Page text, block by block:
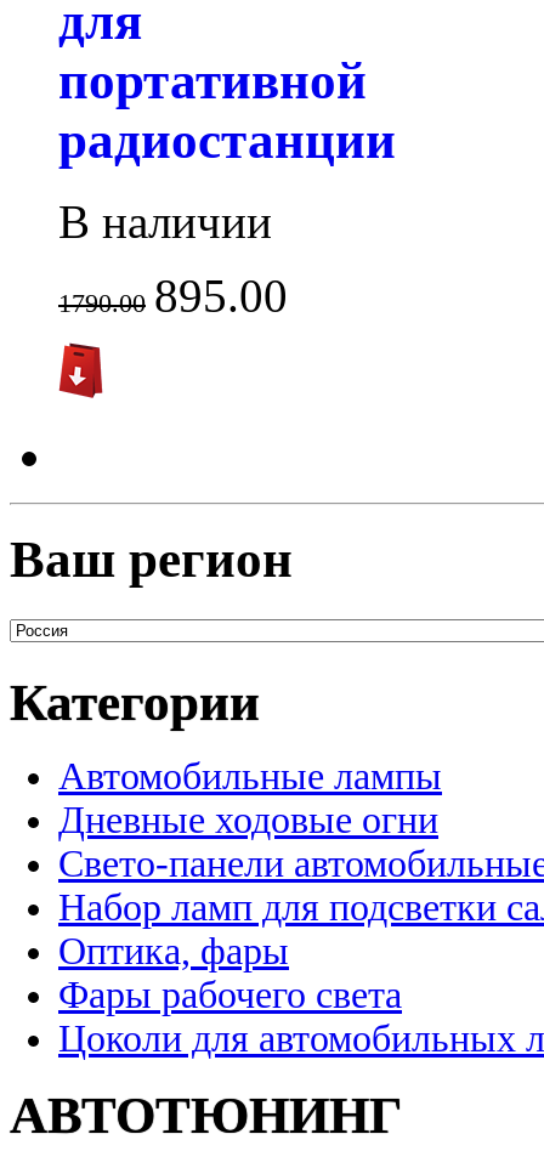
для
портативной
радиостанции
В наличии
1790.00 895.00
Ваш регион
Категории
Автомобильные лампы
Дневные ходовые огни
Свето-панели
Набор ламп для подсветки
Оптика, фары
Фары рабочего света
Цоколи для автомобильных
АВТОТЮНИНГ